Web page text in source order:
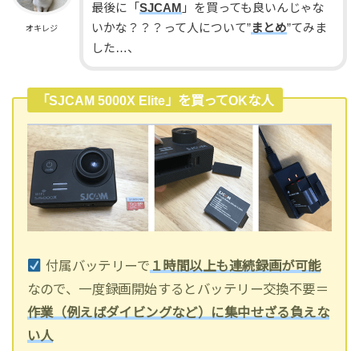
オキレジ
最後に「 SJCAM 」を買っても良いんじゃな
いかな？？？って人について”まとめ”てみま
した…、
「SJCAM 5000X Elite」を買ってOKな人
付属バッテリーで １ 時間以上も連続録画が可能
なので、一度録画開始するとバッテリー交換不要＝
作業（例えばダイビングなど）に集中せざる負えな
い人